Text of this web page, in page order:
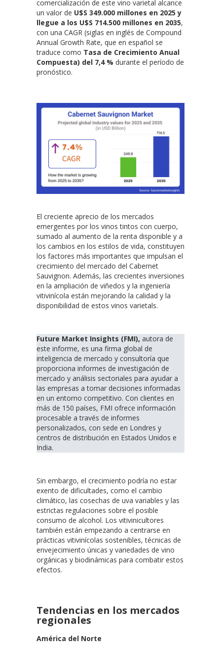
comercialización de este vino varietal alcance
un valor de U$S 349.000 millones en 2025 y
llegue a los U$S 714.500 millones en 2035,
con una CAGR (siglas en inglés de Compound
Annual Growth Rate, que en español se
traduce como Tasa de Crecimiento Anual
Compuesta) del 7,4 % durante el período de
pronóstico.
El creciente aprecio de los mercados
emergentes por los vinos tintos con cuerpo,
sumado al aumento de la renta disponible y a
los cambios en los estilos de vida, constituyen
los factores más importantes que impulsan el
crecimiento del mercado del Cabernet
Sauvignon. Además, las crecientes inversiones
en la ampliación de viñedos y la ingeniería
vitivinícola están mejorando la calidad y la
disponibilidad de estos vinos varietals.
Future Market Insights (FMI), autora de
este informe, es una firma global de
inteligencia de mercado y consultoría que
proporciona informes de investigación de
mercado y análisis sectoriales para ayudar a
las empresas a tomar decisiones informadas
en un entorno competitivo. Con clientes en
más de 150 países, FMI ofrece información
procesable a través de informes
personalizados, con sede en Londres y
centros de distribución en Estados Unidos e
India.
Sin embargo, el crecimiento podría no estar
exento de dificultades, como el cambio
climático, las cosechas de uva variables y las
estrictas regulaciones sobre el posible
consumo de alcohol. Los vitivinicultores
también están empezando a centrarse en
prácticas vitivinícolas sostenibles, técnicas de
envejecimiento únicas y variedades de vino
orgánicas y biodinámicas para combatir estos
efectos.
Tendencias en los mercados
regionales
América del Norte